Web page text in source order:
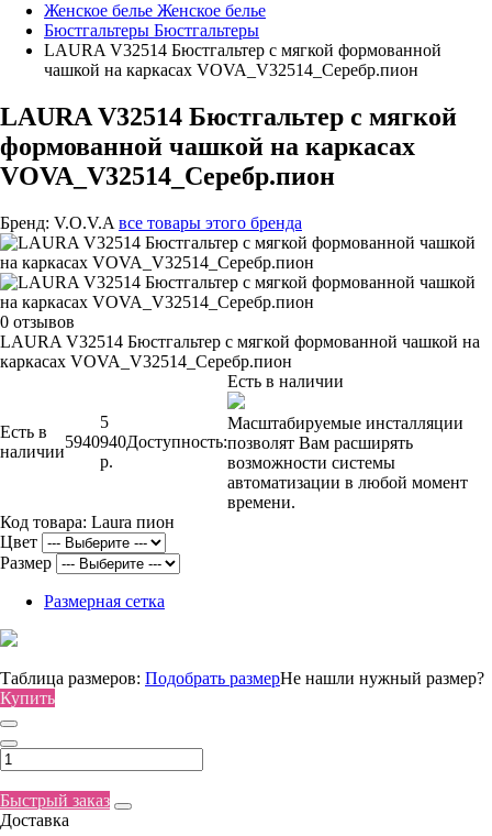
Женское белье Женское белье
Бюстгальтеры Бюстгальтеры
LAURA V32514 Бюстгальтер с мягкой формованной
чашкой на каркасах VOVA_V32514_Серебр.пион
LAURA V32514 Бюстгальтер с мягкой
формованной чашкой на каркасах
VOVA_V32514_Серебр.пион
Бренд: V.O.V.A все товары этого бренда
0 отзывов
LAURA V32514 Бюстгальтер с мягкой формованной чашкой на
каркасах VOVA_V32514_Серебр.пион
Есть в
наличии
5940
5
940
р.
Доступность:
Есть в наличии
Масштабируемые инсталляции
позволят Вам расширять
возможности системы
автоматизации в любой момент
времени.
Код товара: Laura пион
Цвет
Размер
Размерная сетка
Таблица размеров: Подобрать размерНе нашли нужный размер?
Купить
Быстрый заказ
Доставка